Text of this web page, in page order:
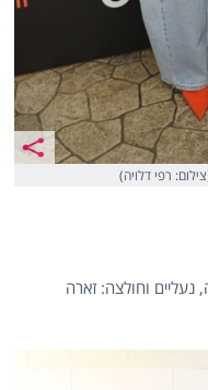
רפי דלויה)
נעליים וחולצה: זארה